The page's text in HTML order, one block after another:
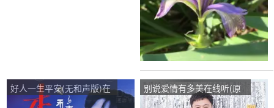
好人一生平安(无和声版)在
线听(原唱是李娜)，小玲演
别说爱情有多美在线听(原
唱是望海高歌)，雨后的天